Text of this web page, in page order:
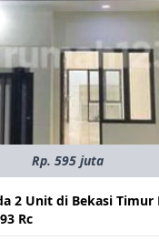
Rp. 595 juta
2 Unit di Bekasi Timur
Rc